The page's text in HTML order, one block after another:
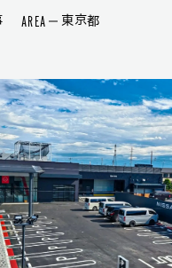
AREA 東京都